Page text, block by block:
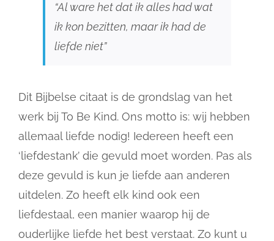
“Al ware het dat ik alles had wat
ik kon bezitten, maar ik had de
liefde niet”
Dit Bijbelse citaat is de grondslag van het
werk bij To Be Kind. Ons motto is: wij hebben
allemaal liefde nodig! Iedereen heeft een
‘liefdestank’ die gevuld moet worden. Pas als
deze gevuld is kun je liefde aan anderen
uitdelen. Zo heeft elk kind ook een
liefdestaal, een manier waarop hij de
ouderlijke liefde het best verstaat. Zo kunt u